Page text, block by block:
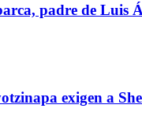
padre de Luis
exigen a